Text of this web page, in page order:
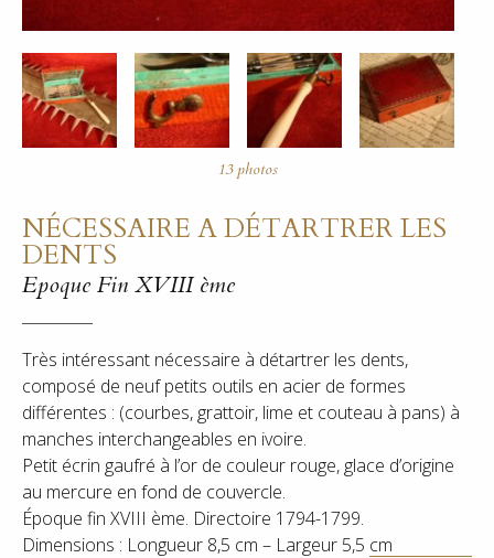
NÉCESSAIRE A DÉTARTRER LES
DENTS
Epoque Fin XVIII ème
Très intéressant nécessaire à détartrer les dents,
composé de neuf petits outils en acier de formes
différentes : (courbes, grattoir, lime et couteau à pans) à
manches interchangeables en ivoire.
Petit écrin gaufré à l’or de couleur rouge, glace d’origine
au mercure en fond de couvercle.
Époque fin XVIII ème. Directoire 1794-1799.
Dimensions : Longueur 8,5 cm – Largeur 5,5 cm